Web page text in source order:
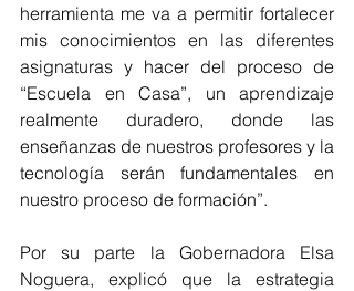
herramienta me va a permitir fortalecer
mis conocimientos en las diferentes
asignaturas y hacer del proceso de
“Escuela en Casa”, un aprendizaje
realmente duradero, donde las
enseñanzas de nuestros profesores y la
tecnología serán fundamentales en
nuestro proceso de formación”.
Por su parte la Gobernadora Elsa
Noguera, explicó que la estrategia